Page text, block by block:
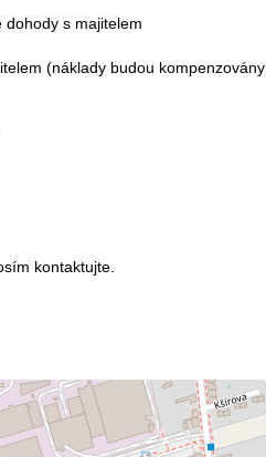
s majitelem
(náklady budou kompenzovány
kontaktujte.